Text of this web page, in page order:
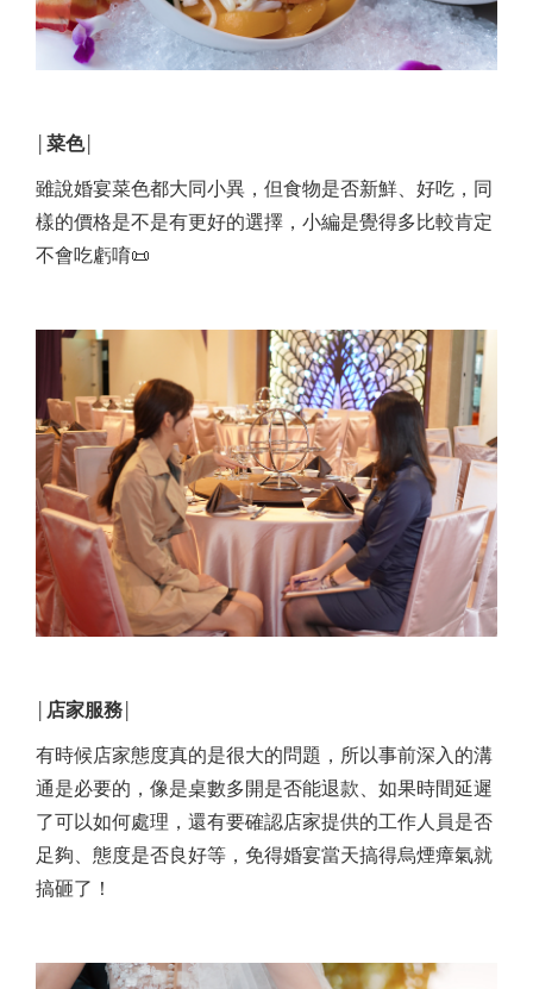
菜色│
雖說婚宴菜色都大同小異，但食物是否新鮮、好吃，同
樣的價格是不是有更好的選擇，小編是覺得多比較肯定
不會吃虧唷📜
店家服務
有時候店家態度真的是很大的問題，所以事前深入的溝
通是必要的，像是桌數多開是否能退款、如果時間延遲
了可以如何處理，還有要確認店家提供的工作人員是否
足夠、態度是否良好等，免得婚宴當天搞得烏煙瘴氣就
搞砸了！